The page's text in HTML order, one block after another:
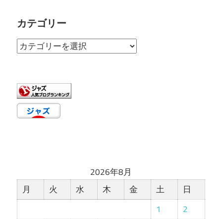
カテゴリー
カ
リ
ー
2026年8月
月
火 水 木 金 土
日
1
2